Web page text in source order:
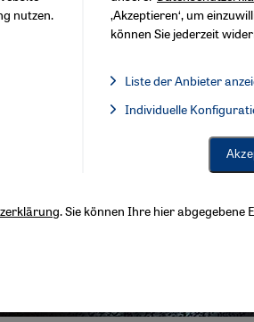
nutzen.
‚Akzeptieren‘, um
können Sie jederzeit
Liste der Anbieter
Facebook Embed /
Individuelle
. Sie können Ihre hier abgegebene